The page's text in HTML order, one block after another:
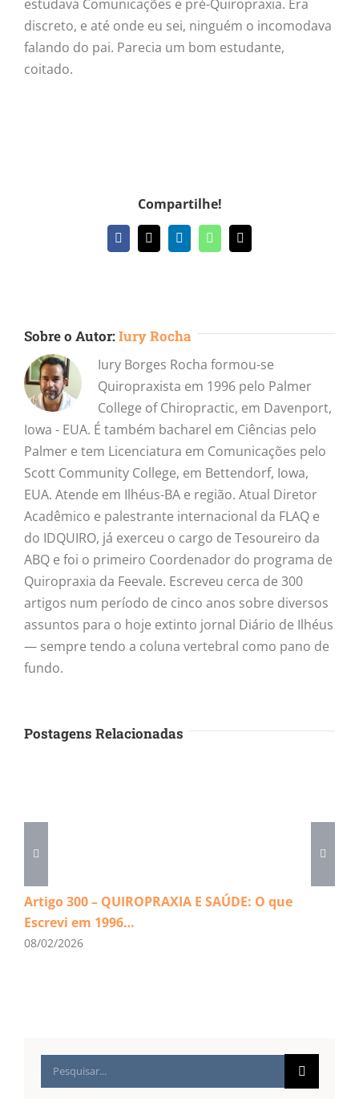
estudava Comunicações e pré-Quiropraxia. Era
discreto, e até onde eu sei, ninguém o incomodava
falando do pai. Parecia um bom estudante,
coitado.
Compartilhe!
Facebook
X LinkedInWhatsApp
E-
mail
Sobre o Autor:Iury Rocha
Iury Borges Rocha formou-se
Quiropraxista em 1996 pelo Palmer
College of Chiropractic, em Davenport,
Iowa - EUA. É também bacharel em Ciências pelo
Palmer e tem Licenciatura em Comunicações pelo
Scott Community College, em Bettendorf, Iowa,
EUA. Atende em Ilhéus-BA e região. Atual Diretor
Acadêmico e palestrante internacional da FLAQ e
do IDQUIRO, já exerceu o cargo de Tesoureiro da
ABQ e foi o primeiro Coordenador do programa de
Quiropraxia da Feevale. Escreveu cerca de 300
artigos num período de cinco anos sobre diversos
assuntos para o hoje extinto jornal Diário de Ilhéus
— sempre tendo a coluna vertebral como pano de
fundo.
Postagens Relacionadas
Artigo 300 – QUIROPRAXIA E SAÚDE: O que
Escrevi em 1996…
08/02/2026
Buscar
resultados